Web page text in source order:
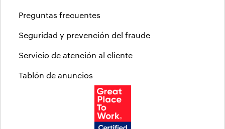
Preguntas frecuentes
Seguridad y prevención del fraude
Servicio de atención al cliente
Tablón de anuncios